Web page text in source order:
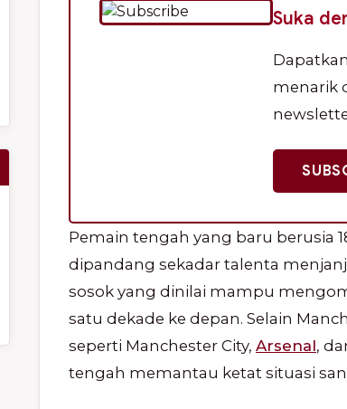
Suka
menarik
Pemain tengah yang baru berusia
dipandang sekadar talenta
sosok yang dinilai mampu
satu dekade ke depan. Selain
seperti Manchester City, Arsenal,
tengah memantau ketat situasi